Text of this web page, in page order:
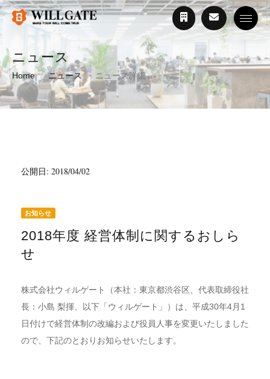
ニュース
Home ニュース ニュース詳細
公開日: 2018/04/02
お知らせ
2018年度 経営体制に関するおしら
せ
株式会社ウィルゲート（本社：東京都渋谷区、代表取締役社
長：小島 梨揮、以下「ウィルゲート」）は、平成30年4月1
日付けで経営体制の改編および役員人事を変更いたしました
ので、下記のとおりお知らせいたします。